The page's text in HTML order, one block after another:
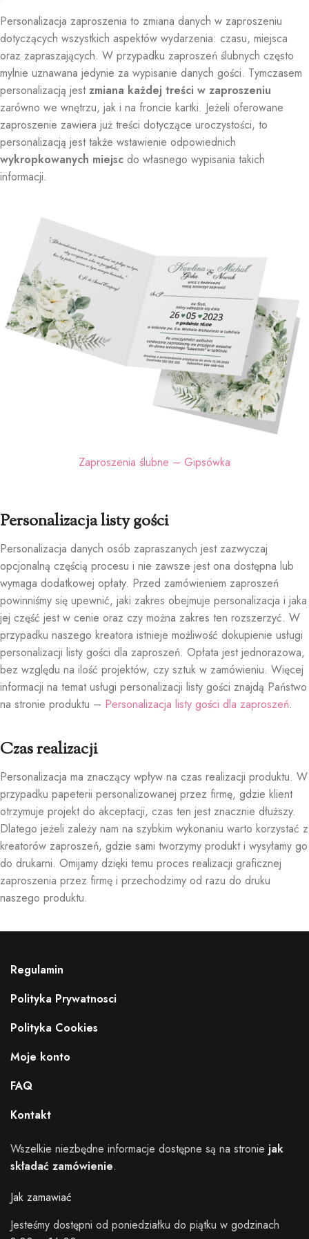
Personalizacja zaproszenia to zmiana danych w zaproszeniu
dotyczących wszystkich aspektów wydarzenia: czasu, miejsca
oraz zapraszających. W przypadku zaproszeń ślubnych często
mylnie uznawana jedynie za wypisanie danych gości. Tymczasem
personalizacją jestzmiana każdej treści w zaproszeniu
zarówno we wnętrzu, jak i na froncie kartki. Jeżeli oferowane
zaproszenie zawiera już treści dotyczące uroczystości, to
personalizacją jest także wstawienie odpowiednich
wykropkowanych miejsc do własnego wypisania takich
informacji.
Zaproszenia ślubne – Gipsówka
Personalizacja listy gości
Personalizacja danych osób zapraszanych jest zazwyczaj
opcjonalną częścią procesu i nie zawsze jest ona dostępna lub
wymaga dodatkowej opłaty. Przed zamówieniem zaproszeń
powinniśmy się upewnić, jaki zakres obejmuje personalizacja i jaka
jej część jest w cenie oraz czy można zakres ten rozszerzyć. W
przypadku naszego kreatora istnieje możliwość dokupienie usługi
personalizacji listy gości dla zaproszeń. Opłata jest jednorazowa,
bez względu na ilość projektów, czy sztuk w zamówieniu. Więcej
informacji na temat usługi personalizacji listy gości znajdą Państwo
na stronie produktu – Personalizacja listy gości dla zaproszeń.
Czas realizacji
Personalizacja ma znaczący wpływ na czas realizacji produktu. W
przypadku papeterii personalizowanej przez firmę, gdzie klient
otrzymuje projekt do akceptacji, czas ten jest znacznie dłuższy.
Dlatego jeżeli zależy nam na szybkim wykonaniu warto korzystać z
kreatorów zaproszeń, gdzie sami tworzymy produkt i wysyłamy go
do drukarni. Omijamy dzięki temu proces realizacji graficznej
zaproszenia przez firmę i przechodzimy od razu do druku
naszego produktu.
Regulamin
Polityka Prywatnosci
Polityka Cookies
Moje konto
FAQ
Kontakt
Wszelkie niezbędne informacje dostępne są na stronie jak
składać zamówienie.
Jak zamawiać
Jesteśmy dostępni od poniedziałku do piątku w godzinach